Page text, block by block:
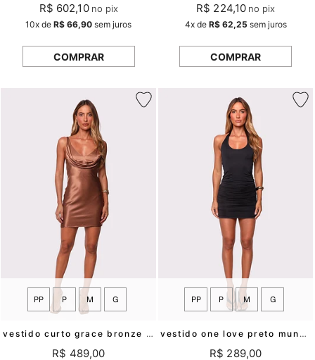
R$ 602,10 no pix
10x deR$ 66,90 sem juros
COMPRAR
R$ 224,10 no pix
4xde R$ 62,25 sem juros
COMPRAR
vestido curto grace bronze mundo lolita
PP P M G
R$ 489,00
vestido one love preto mundo lolita
PP P M G
R$ 289,00